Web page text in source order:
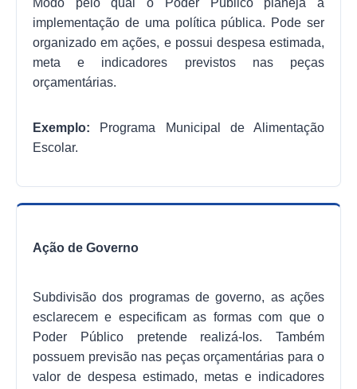
implementação de uma política pública. Pode ser
organizado em ações, e possui despesa estimada,
meta e indicadores previstos nas peças
orçamentárias.
Exemplo: Programa Municipal de Alimentação
Escolar.
Ação de Governo
Subdivisão dos programas de governo, as ações
esclarecem e especificam as formas com que o
Poder Público pretende realizá-los. Também
possuem previsão nas peças orçamentárias para o
valor de despesa estimado, metas e indicadores